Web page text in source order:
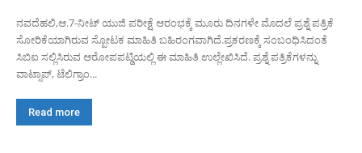
ನವದೆಹಲಿ,ಆ.7-ನೀಟ್ ಯುಜಿ ಪರೀಕ್ಷೆ ಆರಂಭಕ್ಕೆ ಮೂರು ದಿನಗಳೇ ಮೊದಲೆ‌ ಪ್ರಶ್ನೆ ಪತ್ರಿಕೆ
ಸೋರಿಕೆಯಾಗಿರುವ ಸ್ಪೋಟಕ ಮಾಹಿತಿ ಬಹಿರಂಗವಾಗಿದೆ.ಪ್ರಕರಣಕ್ಕೆ ಸಂಬಂಧಿಸಿದಂತೆ
ಸಿಬಿಐ ಸಲ್ಲಿಸಿರುವ ಆರೋಪಪಟ್ಡಿಯಲ್ಲಿ ಈ ಮಾಹಿತಿ ಉಲ್ಲೇಖಿಸಿದೆ. ಪ್ರಶ್ನೆ ಪತ್ರಿಕೆಗಳನ್ನು
ವಾಟ್ಸಾಪ್, ಟೆಲಿಗ್ರಾಂ...
Read more